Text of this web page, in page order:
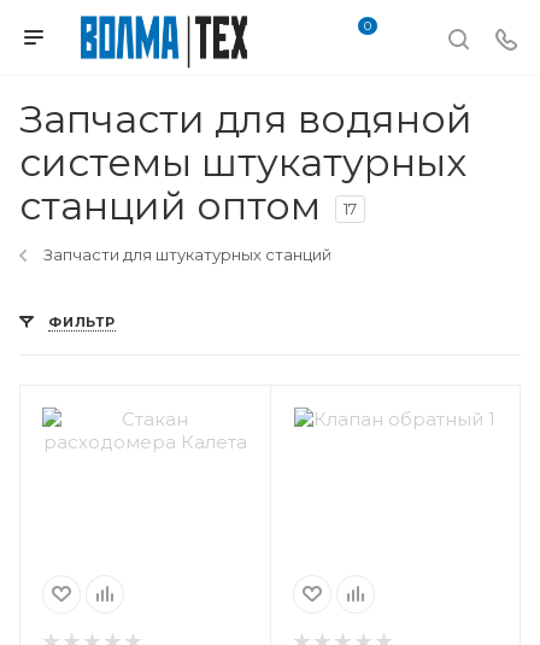
0
Запчасти для водяной
системы штукатурных
станций оптом
17
Запчасти для штукатурных станций
ФИЛЬТР
Вес, кг
4,35